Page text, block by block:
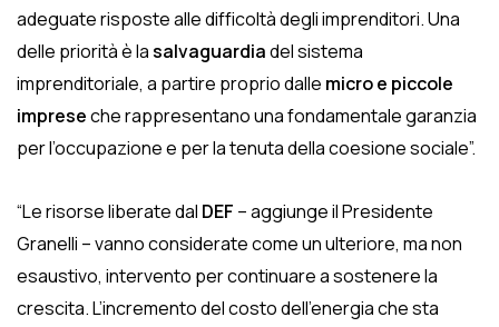
adeguate risposte alle difficoltà degli imprenditori. Una
delle priorità è lasalvaguardiadel sistema
imprenditoriale, a partire proprio dalle micro e piccole
impreseche rappresentano una fondamentale garanzia
per l’occupazione e per la tenuta della coesione sociale”.
“Le risorse liberate dal DEF – aggiunge il Presidente
Granelli – vanno considerate come un ulteriore, ma non
esaustivo, intervento per continuare a sostenere la
crescita. L’incremento del costo dell’energia che sta